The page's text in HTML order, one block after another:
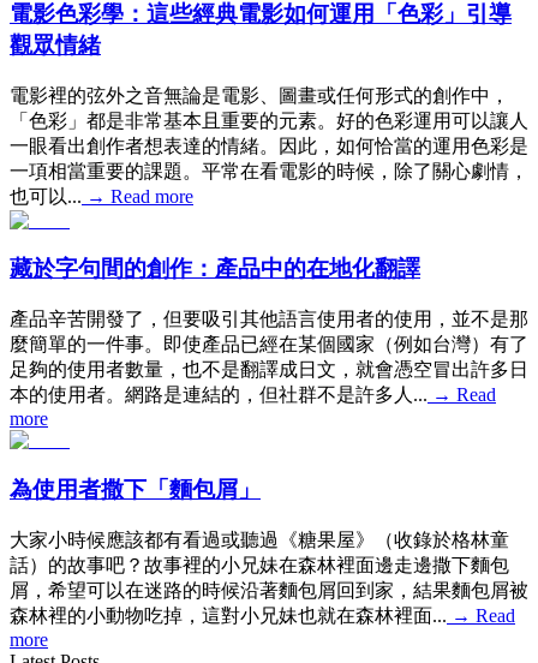
電影色彩學：這些經典電影如何運用「色彩」引導
觀眾情緒
電影裡的弦外之音無論是電影、圖畫或任何形式的創作中，
「色彩」都是非常基本且重要的元素。好的色彩運用可以讓人
一眼看出創作者想表達的情緒。因此，如何恰當的運用色彩是
一項相當重要的課題。平常在看電影的時候，除了關心劇情，
也可以... → Read more
藏於字句間的創作：產品中的在地化翻譯
產品辛苦開發了，但要吸引其他語言使用者的使用，並不是那
麼簡單的一件事。即使產品已經在某個國家（例如台灣）有了
足夠的使用者數量，也不是翻譯成日文，就會憑空冒出許多日
本的使用者。網路是連結的，但社群不是許多人... → Read
more
為使用者撒下「麵包屑」
大家小時候應該都有看過或聽過《糖果屋》（收錄於格林童
話）的故事吧？故事裡的小兄妹在森林裡面邊走邊撒下麵包
屑，希望可以在迷路的時候沿著麵包屑回到家，結果麵包屑被
森林裡的小動物吃掉，這對小兄妹也就在森林裡面... → Read
more